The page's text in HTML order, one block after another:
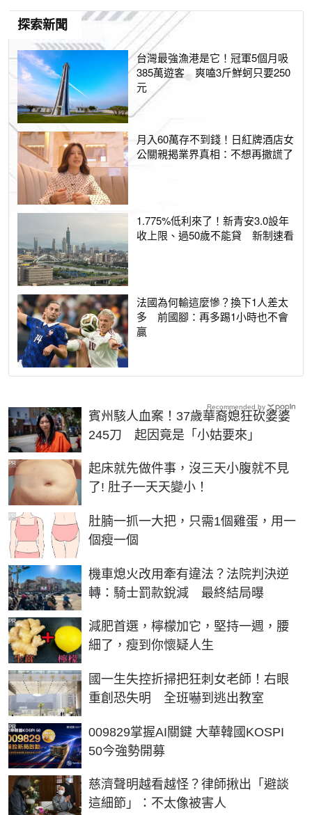
探索新聞
台灣最強漁港是它！冠軍5個月吸
385萬遊客 爽嗑3斤鮮蚵只要250
元
月入60萬存不到錢！日紅牌酒店女
公關親揭業界真相：不想再撒謊了
1.775%低利來了！新青安3.0設年
收上限、過50歲不能貸 新制速看
法國為何輸這麼慘？換下1人差太
多 前國腳：再多踢1小時也不會
贏
賓州駭人血案！37歲華裔媳狂砍婆婆
245刀 起因竟是「小姑要來」
起床就先做件事，沒三天小腹就不見
了! 肚子一天天變小！
PR
肚腩一抓一大把，只需1個雞蛋，用一
個瘦一個
PR
機車熄火改用牽有違法？法院判決逆
轉：騎士罰款銳減 最終結局曝
減肥首選，檸檬加它，堅持一週，腰
細了，瘦到你懷疑人生
PR
國一生失控折掃把狂刺女老師！右眼
重創恐失明 全班嚇到逃出教室
009829掌握AI關鍵 大華韓國KOSPI
50今強勢開募
PR
慈濟聲明越看越怪？律師揪出「避談
這細節」：不太像被害人
Recommended by